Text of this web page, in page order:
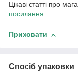
Цікаві статті про
посилання
Приховати
Спосіб упаковки